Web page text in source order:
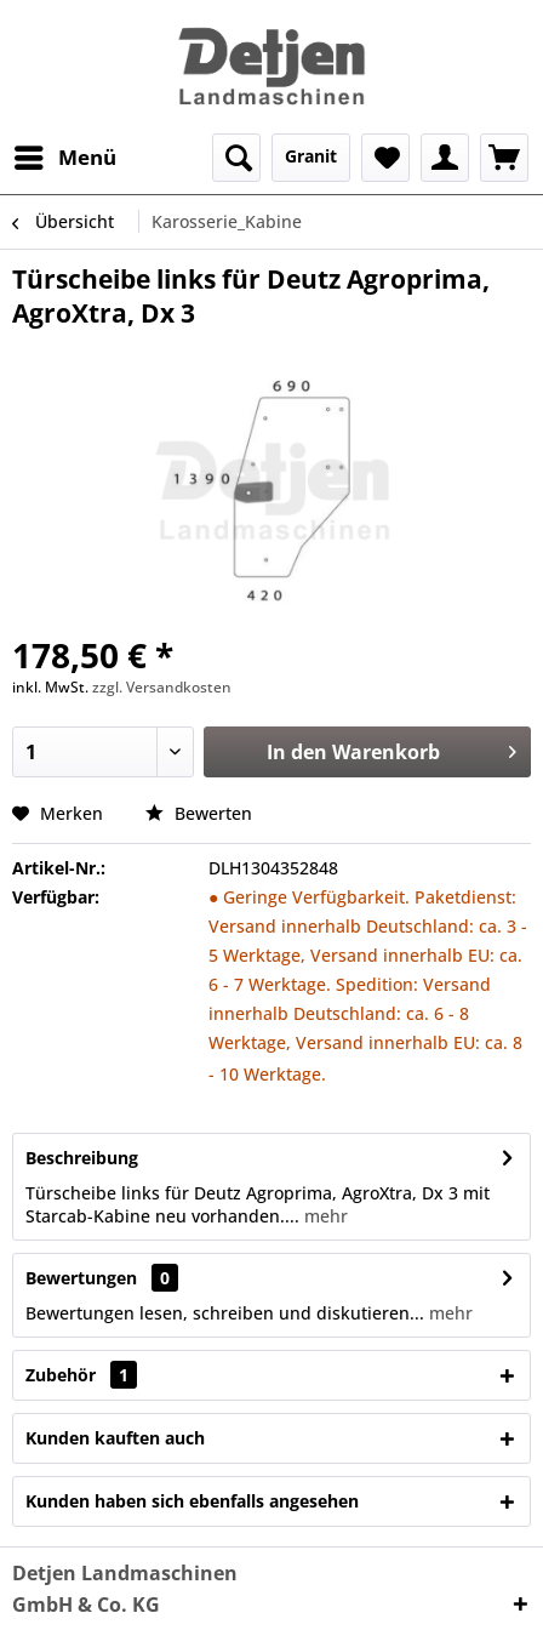
Menü Granit
Übersicht Karosserie_Kabine
Türscheibe links für Deutz Agroprima,
AgroXtra, Dx 3
178,50 € *
inkl. MwSt.zzgl. Versandkosten
In den Warenkorb
Merken Bewerten
Artikel-Nr.:
DLH1304352848
Verfügbar:
● Geringe Verfügbarkeit. Paketdienst:
Versand innerhalb Deutschland: ca. 3 -
5 Werktage, Versand innerhalb EU: ca.
6 - 7 Werktage. Spedition: Versand
innerhalb Deutschland: ca. 6 - 8
Werktage, Versand innerhalb EU: ca. 8
- 10 Werktage.
Beschreibung
Türscheibe links für Deutz Agroprima, AgroXtra, Dx 3 mit
Starcab-Kabine neu vorhanden.... mehr
Bewertungen
0
Bewertungen lesen, schreiben und diskutieren... mehr
Zubehör 1
Kunden kauften auch
Kunden haben sich ebenfalls angesehen
Detjen Landmaschinen
GmbH & Co. KG